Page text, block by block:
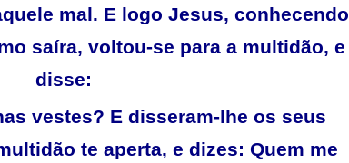
mal. E logo Jesus, conhecendo
saíra, voltou-se para a multidão, e
disse:
vestes? E disseram-lhe os seus
te aperta, e dizes: Quem me